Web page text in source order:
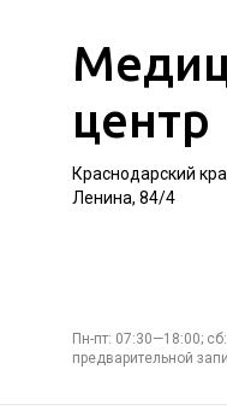
центр
Краснодарский
Ленина, 84/4
Пн-пт: 07:30—18:00;
предварительной